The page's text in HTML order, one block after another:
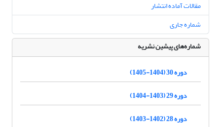
مقالات آماده انتشار
شماره جاری
شماره‌های پیشین نشریه
دوره 30 (1404-1405)
دوره 29 (1403-1404)
دوره 28 (1402-1403)